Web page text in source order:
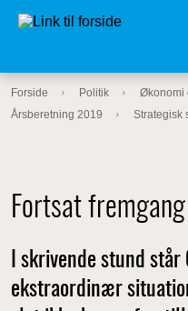
Forside Politik Økonomi
Årsberetning 2019
Strategisk
Fortsat
I skrivende stund
ekstraordinær